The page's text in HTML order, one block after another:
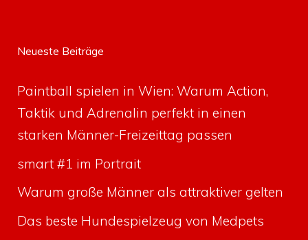
Neueste Beiträge
Paintball spielen in Wien: Warum Action,
Taktik und Adrenalin perfekt in einen
starken Männer-Freizeittag passen
smart #1 im Portrait
Warum große Männer als attraktiver gelten
Das beste Hundespielzeug von Medpets